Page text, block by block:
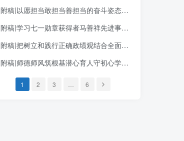
附稿|以愿担当敢担当善担当的奋斗姿态创造政绩2026年学习教育专题党课ppt课件
附稿|学习七一勋章获得者马善祥先进事迹社区书记讲党课PPT课件
附稿|把树立和践行正确政绩观结合全面从严治党学习教育党课专题PPT完整版下载
附稿|师德师风筑根基潜心育人守初心学校教师师德师风建设专题培训PPT课件
1 2 3 6